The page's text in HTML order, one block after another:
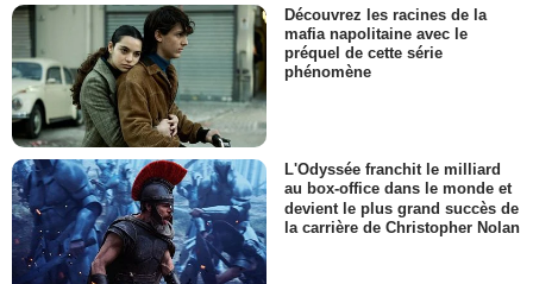
Découvrez les racines de la
mafia napolitaine avec le
préquel de cette série
phénomène
L'Odyssée franchit le milliard
au box-office dans le monde et
devient le plus grand succès de
la carrière de Christopher Nolan